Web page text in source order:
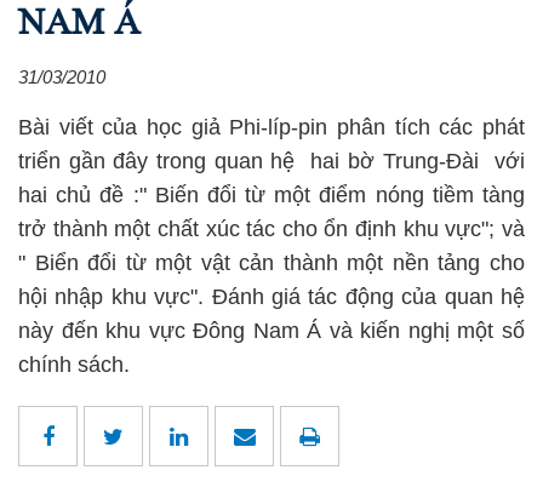
NAM Á
31/03/2010
Bài viết của học giả Phi-líp-pin phân tích các phát
triển gần đây trong quan hệ hai bờ Trung-Đài với
hai chủ đề :" Biến đổi từ một điểm nóng tiềm tàng
trở thành một chất xúc tác cho ổn định khu vực"; và
" Biển đổi từ một vật cản thành một nền tảng cho
hội nhập khu vực". Đánh giá tác động của quan hệ
này đến khu vực Đông Nam Á và kiến nghị một số
chính sách.